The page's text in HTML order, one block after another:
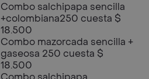
Combo salchipapa sencilla
+colombiana250 cuesta $
18.500
Combo mazorcada sencilla +
gaseosa 250 cuesta $
18.500